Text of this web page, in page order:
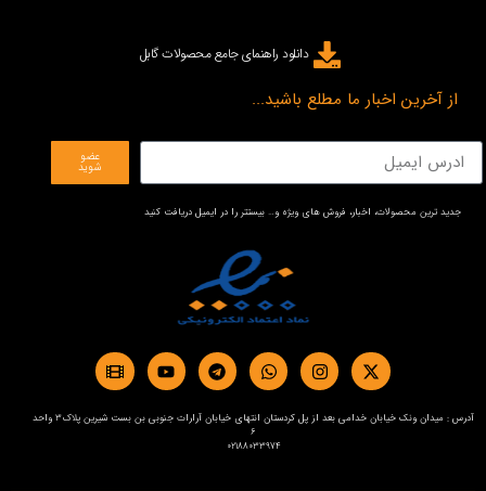
دانلود راهنمای جامع محصولات گابل
از آخرین اخبار ما مطلع باشید...
عضو
شوید
جدید ترین محصولات، اخبار، فروش های ویژه و… بیستتر را در ایمیل دریافت کنید
آدرس : میدان ونک خیابان خدامی بعد از پل کردستان انتهای خیابان آرارات جنوبی بن بست شیرین پلاک3 واحد
6
02188033974